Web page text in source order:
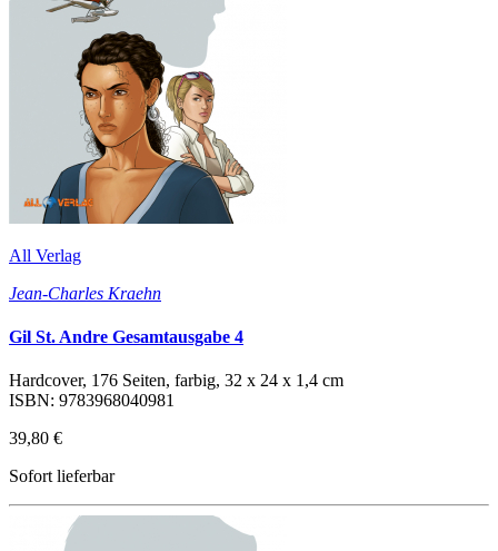
All Verlag
Jean-Charles Kraehn
Gil St. Andre Gesamtausgabe 4
Hardcover, 176 Seiten, farbig, 32 x 24 x 1,4 cm
ISBN: 9783968040981
39,80 €
Sofort lieferbar